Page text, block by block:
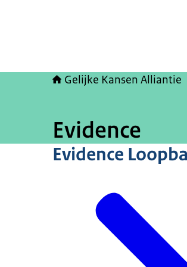
Gelijke Kansen Alliantie
Evidence
Evidence